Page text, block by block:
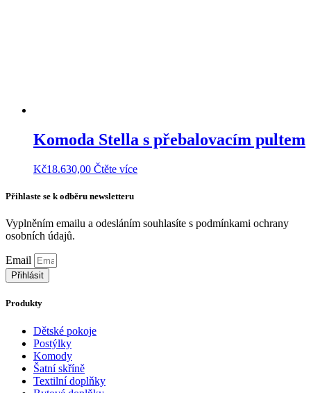
Komoda Stella s přebalovacím pultem
Kč18.630,00 Čtěte více
Přihlaste se k odběru newsletteru
Vyplněním emailu a odesláním souhlasíte s podmínkami ochrany
osobních údajů.
Email
Přihlásit
Produkty
Dětské pokoje
Postýlky
Komody
Šatní skříně
Textilní doplňky